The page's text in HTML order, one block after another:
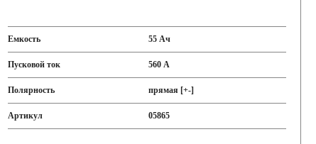
Емкость 55 Ач
Пусковой ток 560 А
Полярность прямая [+-]
Артикул 05865